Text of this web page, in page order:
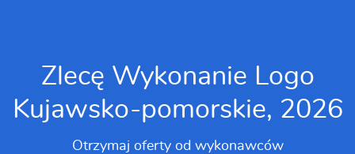
Zlecę Wykonanie Logo
Kujawsko-pomorskie, 2026
Otrzymaj oferty od wykonawców